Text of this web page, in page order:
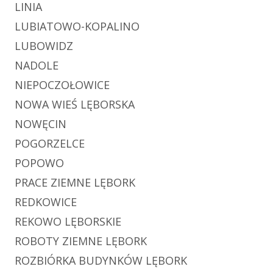
LINIA
LUBIATOWO-KOPALINO
LUBOWIDZ
NADOLE
NIEPOCZOŁOWICE
NOWA WIEŚ LĘBORSKA
NOWĘCIN
POGORZELCE
POPOWO
PRACE ZIEMNE LĘBORK
REDKOWICE
REKOWO LĘBORSKIE
ROBOTY ZIEMNE LĘBORK
ROZBIÓRKA BUDYNKÓW LĘBORK